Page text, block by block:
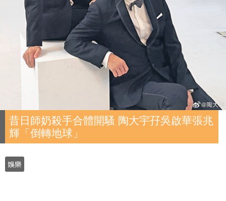
昔日師奶殺手合體開騷 陶大宇孖吳啟華張兆
輝「倒轉地球」
娛樂